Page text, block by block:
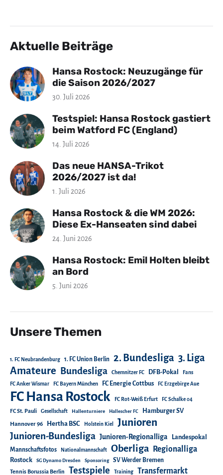
Aktuelle Beiträge
Hansa Rostock: Neuzugänge für
die Saison 2026/2027
30. Juli 2026
Testspiel: Hansa Rostock gastiert
beim Watford FC (England)
14. Juli 2026
Das neue HANSA-Trikot
2026/2027 ist da!
1. Juli 2026
Hansa Rostock & die WM 2026:
Diese Ex-Hanseaten sind dabei
24. Juni 2026
Hansa Rostock: Emil Holten bleibt
an Bord
5. Juni 2026
Unsere Themen
1. FC Neubrandenburg 1. FC Union Berlin 2. Bundesliga 3. Liga
Amateure Bundesliga Chemnitzer FC DFB-Pokal Fans
FC Anker Wismar FC Bayern München FC Energie Cottbus FC Erzgebirge Aue
FC Hansa Rostock FC Rot-Weiß Erfurt FC Schalke 04
FC St. Pauli Gesellschaft Hallenturniere Hallescher FC Hamburger SV
Hannover 96 Hertha BSC Holstein Kiel Junioren
Junioren-Bundesliga Junioren-Regionalliga
Landespokal
Mannschaftsfotos
Nationalmannschaft Oberliga Regionalliga
Rostock SG Dynamo Dresden Sponsoring SV Werder Bremen
Tennis Borussia Berlin Testspiele Training Transfermarkt